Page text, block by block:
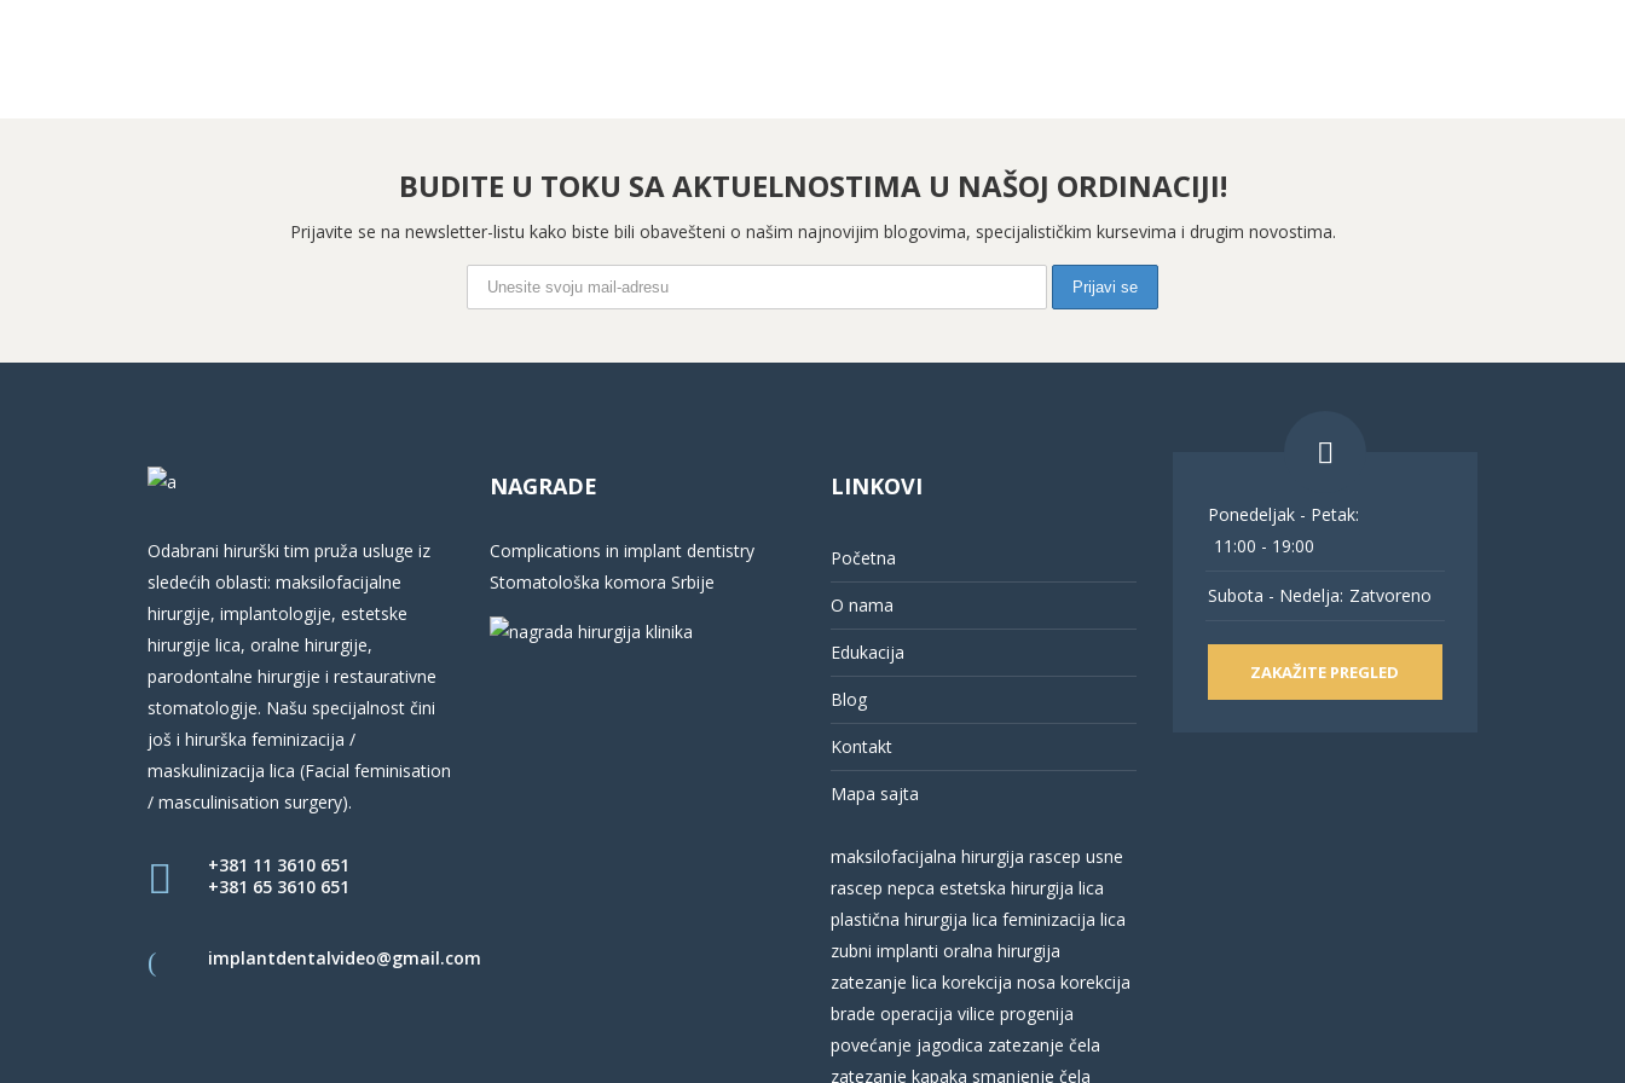
BUDITE U TOKU SA AKTUELNOSTIMA U NAŠOJ ORDINACIJI!
Prijavite se na newsletter-listu kako biste bili obavešteni o našim najnovijim blogovima, specijalističkim kursevima i drugim novostima.
Odabrani hirurški tim pruža usluge iz
sledećih oblasti: maksilofacijalne
hirurgije, implantologije, estetske
hirurgije lica, oralne hirurgije,
parodontalne hirurgije i restaurativne
stomatologije. Našu specijalnost čini
još i hirurška feminizacija /
maskulinizacija lica (Facial feminisation
/ masculinisation surgery).
+381 11 3610 651
+381 65 3610 651
implantdentalvideo@gmail.com
NAGRADE
Complications in implant dentistry
Stomatološka komora Srbije
LINKOVI
Početna
O nama
Edukacija
Blog
Kontakt
Mapa sajta
maksilofacijalna hirurgija rascep usne
rascep nepca estetska hirurgija lica
plastična hirurgija lica feminizacija lica
zubni implanti oralna hirurgija
zatezanje lica korekcija nosa korekcija
brade operacija vilice progenija
povećanje jagodica zatezanje čela
zatezanje kapaka smanjenje čela
Ponedeljak - Petak:
11:00 - 19:00
Subota - Nedelja: Zatvoreno
ZAKAŽITE PREGLED